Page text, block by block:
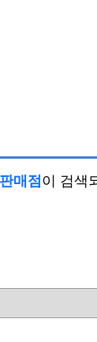
매점 이 검색